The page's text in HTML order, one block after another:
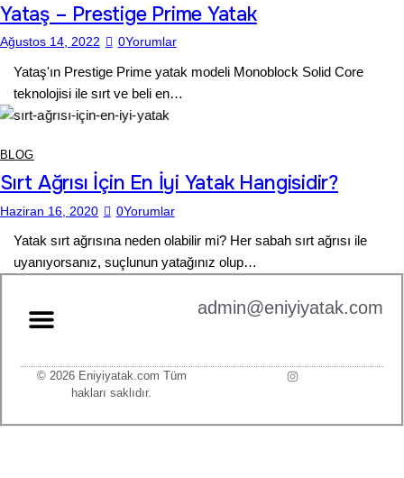
Yataş – Prestige Prime Yatak
Ağustos 14, 2022 0Yorumlar
Yataş'ın Prestige Prime yatak modeli Monoblock Solid Core
teknolojisi ile sırt ve beli en…
BLOG
Sırt Ağrısı İçin En İyi Yatak Hangisidir?
Haziran 16, 2020 0Yorumlar
Yatak sırt ağrısına neden olabilir mi? Her sabah sırt ağrısı ile
uyanıyorsanız, suçlunun yatağınız olup…
admin@eniyiyatak.com
© 2026 Eniyiyatak.com Tüm
hakları saklıdır.